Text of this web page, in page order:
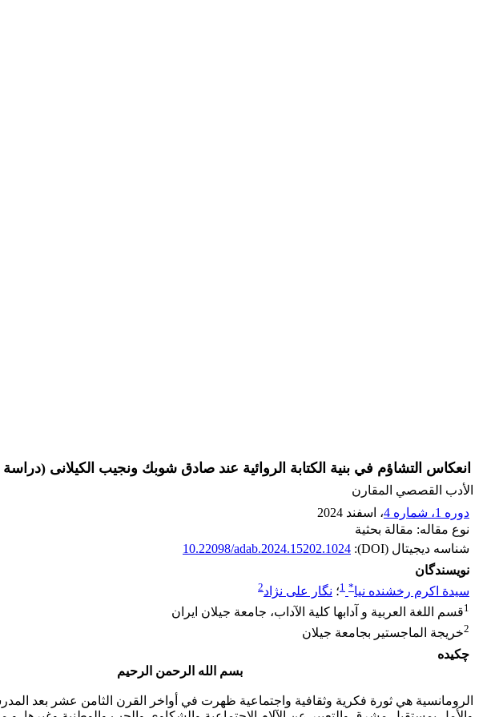
انعكاس التشاؤم في بنية الكتابة الروائية عند صادق شوبك ونجيب الكيلانی
الأدب القصصي المقارن
دوره 1، شماره 4
، اسفند 2024
نوع مقاله: مقالة بحثیة
شناسه دیجیتال (DOI):
10.22098/adab.2024.15202.1024
نویسندگان
سیدة اکرم رخشنده نیا*
1؛ نگار علی نژاد2
1قسم اللغة العربیة و آدابها کلیة الآداب، جامعة جیلان ایران
2خریجة الماجستیر بجامعة جیلان
چکیده
بسم الله الرحمن الرحیم
الرومانسية هي ثورة فكرية وثقافية واجتماعية ظهرت في أواخر القرن الثامن عشر بعد